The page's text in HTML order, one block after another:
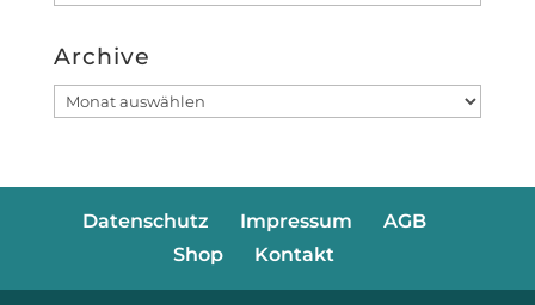
Archive
Archive
Datenschutz Impressum
AGB
Shop
Kontakt